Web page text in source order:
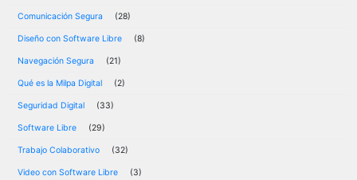
Comunicación Segura (28)
Diseño con Software Libre (8)
Navegación Segura (21)
Qué es la Milpa Digital (2)
Seguridad Digital (33)
Software Libre (29)
Trabajo Colaborativo (32)
Video con Software Libre (3)